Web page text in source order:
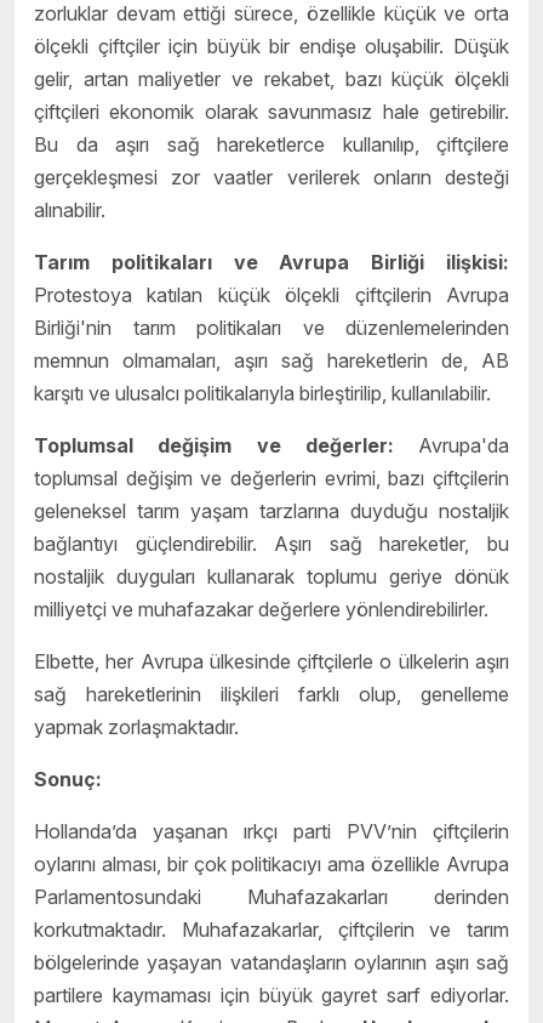
zorluklar devam ettiği sürece, özellikle küçük ve orta
ölçekli çiftçiler için büyük bir endişe oluşabilir. Düşük
gelir, artan maliyetler ve rekabet, bazı küçük ölçekli
çiftçileri ekonomik olarak savunmasız hale getirebilir.
Bu da aşırı sağ hareketlerce kullanılıp, çiftçilere
gerçekleşmesi zor vaatler verilerek onların desteği
alınabilir.
Tarım politikaları ve Avrupa Birliği ilişkisi:
Protestoya katılan küçük ölçekli çiftçilerin Avrupa
Birliği'nin tarım politikaları ve düzenlemelerinden
memnun olmamaları, aşırı sağ hareketlerin de, AB
karşıtı ve ulusalcı politikalarıyla birleştirilip, kullanılabilir.
Toplumsal değişim ve değerler: Avrupa'da
toplumsal değişim ve değerlerin evrimi, bazı çiftçilerin
geleneksel tarım yaşam tarzlarına duyduğu nostaljik
bağlantıyı güçlendirebilir. Aşırı sağ hareketler, bu
nostaljik duyguları kullanarak toplumu geriye dönük
milliyetçi ve muhafazakar değerlere yönlendirebilirler.
Elbette, her Avrupa ülkesinde çiftçilerle o ülkelerin aşırı
sağ hareketlerinin ilişkileri farklı olup, genelleme
yapmak zorlaşmaktadır.
Sonuç:
Hollanda’da yaşanan ırkçı parti PVV’nin çiftçilerin
oylarını alması, bir çok politikacıyı ama özellikle Avrupa
Parlamentosundaki Muhafazakarları derinden
korkutmaktadır. Muhafazakarlar, çiftçilerin ve tarım
bölgelerinde yaşayan vatandaşların oylarının aşırı sağ
partilere kaymaması için büyük gayret sarf ediyorlar.